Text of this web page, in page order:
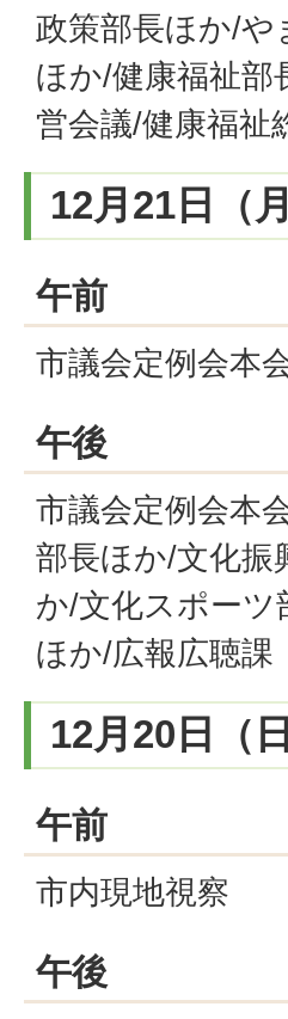
政策部長ほか/や
ほか/健康福祉部
営会議/健康福祉
12月21日（
午前
市議会定例会本
午後
市議会定例会本
部長ほか/文化振
か/文化スポーツ
ほか/広報広聴課
12月20日（
午前
市内現地視察
午後